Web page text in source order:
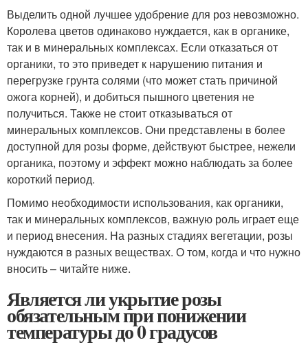
Выделить одной лучшее удобрение для роз невозможно.
Королева цветов одинаково нуждается, как в органике,
так и в минеральных комплексах. Если отказаться от
органики, то это приведет к нарушению питания и
перегрузке грунта солями (что может стать причиной
ожога корней), и добиться пышного цветения не
получиться. Также не стоит отказываться от
минеральных комплексов. Они представлены в более
доступной для розы форме, действуют быстрее, нежели
органика, поэтому и эффект можно наблюдать за более
короткий период.
Помимо необходимости использования, как органики,
так и минеральных комплексов, важную роль играет еще
и период внесения. На разных стадиях вегетации, розы
нуждаются в разных веществах. О том, когда и что нужно
вносить – читайте ниже.
Является ли укрытие розы
обязательным при понижении
температуры до 0 градусов